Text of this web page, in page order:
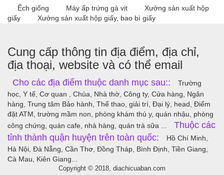
Ếch giống Máy ấp trứng gà vịt
Xưởng sản xuất hộp
giấy
Xưởng sản xuất hộp giấy, bao bì giấy
Cung cấp thông tin địa điểm, địa chỉ,
địa thoại, website và có thể email
Cho các địa điểm thuộc danh mục sau::
Trường
học, Y tế, Cơ quan , Chùa, Nhà thờ, Công ty, Cửa hàng, Ngân
hàng, Trung tâm Bảo hành, Thể thao, giải trí, Đại lý, head, Điểm
đặt ATM, trường mầm non, phòng khám thú y, quán nhậu, phòng
công chứng, quán cafe, nhà hàng, quán trà sữa ...
Thuộc các
tỉnh thành quận huyện trên toàn quốc:
Hồ Chí Minh,
Hà Nội, Đà Nẵng, Cần Thơ, Đồng Tháp, Bình Định, Tiền Giang,
Cà Mau, Kiên Giang...
Copyright © 2018, diachicuaban.com